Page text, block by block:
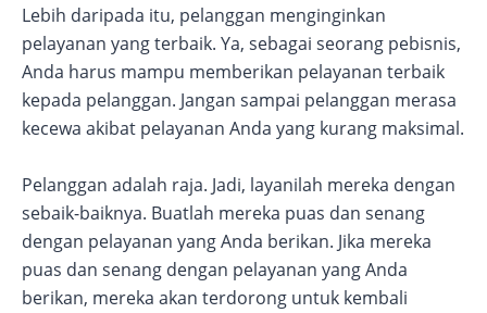
Lebih daripada itu, pelanggan menginginkan
pelayanan yang terbaik. Ya, sebagai seorang pebisnis,
Anda harus mampu memberikan pelayanan terbaik
kepada pelanggan. Jangan sampai pelanggan merasa
kecewa akibat pelayanan Anda yang kurang maksimal.
Pelanggan adalah raja. Jadi, layanilah mereka dengan
sebaik-baiknya. Buatlah mereka puas dan senang
dengan pelayanan yang Anda berikan. Jika mereka
puas dan senang dengan pelayanan yang Anda
berikan, mereka akan terdorong untuk kembali